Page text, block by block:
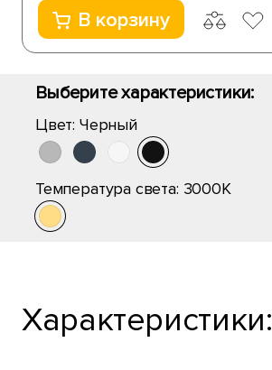
В корзину
Выберите характеристики:
Цвет: Черный
Температура света: 3000K
Характеристики: